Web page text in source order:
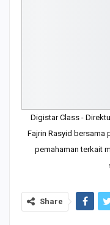
Digistar Class -
Fajrin Rasyid bersama
pemahaman terkait
Share